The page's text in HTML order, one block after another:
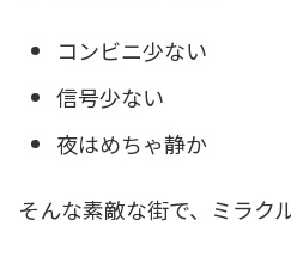
コンビニ少ない
信号少ない
夜はめちゃ静か
そんな素敵な街で、ミラク